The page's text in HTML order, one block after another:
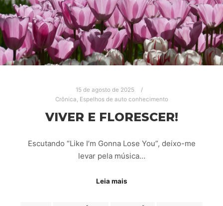
15 de agosto de 2025
Crônica Espelhos de auto conhecimento
VIVER E FLORESCER!
Escutando “Like I’m Gonna Lose You”, deixo-me
levar pela música…
Leia mais